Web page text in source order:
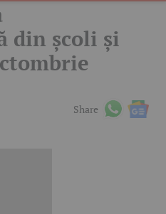
din școli și
Share